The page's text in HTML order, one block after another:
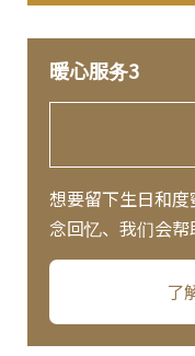
暖心服务3
想要留下生日和
念回忆、我们会
了